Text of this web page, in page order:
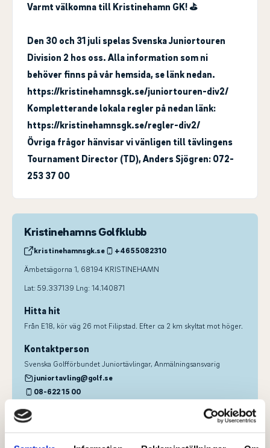
Varmt välkomna till Kristinehamn GK!⛳
Den 30 och 31 juli spelas Svenska Juniortouren
Division 2 hos oss. Alla information som ni
behöver finns på vår hemsida, se länk nedan.
https://kristinehamnsgk.se/juniortouren-div2/
Kompletterande lokala regler på nedan länk:
https://kristinehamnsgk.se/regler-div2/
Övriga frågor hänvisar vi vänligen till tävlingens
Tournament Director (TD), Anders Sjögren: 072-
253 37 00
Kristinehamns Golfklubb
kristinehamnsgk.se
+4655082310
Ämbetsägorna 1, 68194 KRISTINEHAMN
Lat: 59.337139 Lng: 14.140871
Hitta hit
Från E18, kör väg 26 mot Filipstad. Efter ca 2 km skyltat mot höger.
Kontaktperson
Svenska Golfförbundet Juniortävlingar, Anmälningsansvarig
juniortavling@golf.se
08-622 15 00
0722 533 700